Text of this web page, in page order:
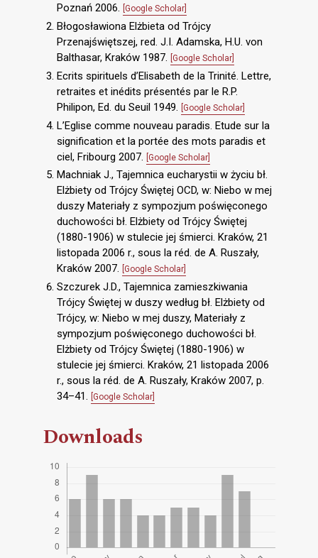
Poznań 2006. [Google Scholar]
Błogosławiona Elżbieta od Trójcy
Przenajświętszej, red. J.I. Adamska, H.U. von
Balthasar, Kraków 1987. [Google Scholar]
Ecrits spirituels d’Elisabeth de la Trinité. Lettre,
retraites et inédits présentés par le R.P.
Philipon, Ed. du Seuil 1949. [Google Scholar]
L’Eglise comme nouveau paradis. Etude sur la
signification et la portée des mots paradis et
ciel, Fribourg 2007. [Google Scholar]
Machniak J., Tajemnica eucharystii w życiu bł.
Elżbiety od Trójcy Świętej OCD, w: Niebo w mej
duszy Materiały z sympozjum poświęconego
duchowości bł. Elżbiety od Trójcy Świętej
(1880-1906) w stulecie jej śmierci. Kraków, 21
listopada 2006 r., sous la réd. de A. Ruszały,
Kraków 2007. [Google Scholar]
Szczurek J.D., Tajemnica zamieszkiwania
Trójcy Świętej w duszy według bł. Elżbiety od
Trójcy, w: Niebo w mej duszy, Materiały z
sympozjum poświęconego duchowości bł.
Elżbiety od Trójcy Świętej (1880-1906) w
stulecie jej śmierci. Kraków, 21 listopada 2006
r., sous la réd. de A. Ruszały, Kraków 2007, p.
34–41. [Google Scholar]
Downloads